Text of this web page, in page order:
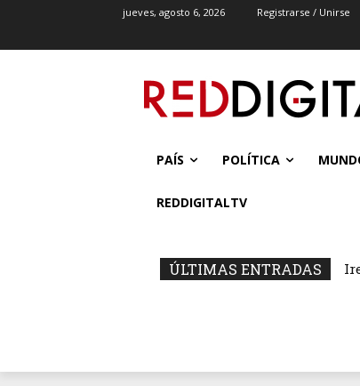
jueves, agosto 6, 2026 Registrarse / Unirse
PAÍS POLÍTICA
REDDIGITALTV
ÚLTIMAS ENTRADAS